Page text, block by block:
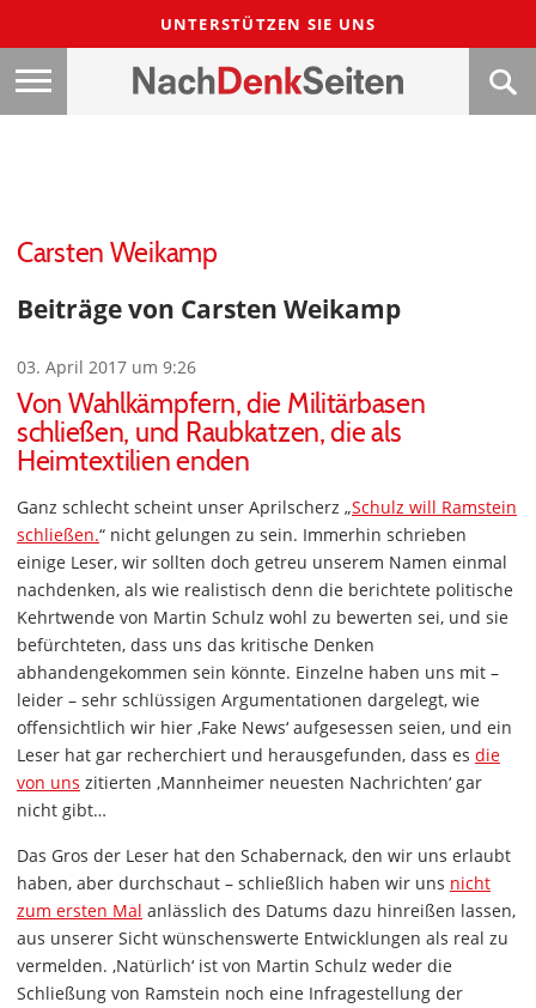
UNTERSTÜTZEN SIE UNS
Carsten Weikamp
Beiträge von Carsten Weikamp
03. April 2017 um 9:26
Von Wahlkämpfern, die Militärbasen
schließen, und Raubkatzen, die als
Heimtextilien enden
Ganz schlecht scheint unser Aprilscherz „Schulz will Ramstein
schließen.“ nicht gelungen zu sein. Immerhin schrieben
einige Leser, wir sollten doch getreu unserem Namen einmal
nachdenken, als wie realistisch denn die berichtete politische
Kehrtwende von Martin Schulz wohl zu bewerten sei, und sie
befürchteten, dass uns das kritische Denken
abhandengekommen sein könnte. Einzelne haben uns mit –
leider – sehr schlüssigen Argumentationen dargelegt, wie
offensichtlich wir hier ‚Fake News‘ aufgesessen seien, und ein
Leser hat gar recherchiert und herausgefunden, dass es die
von uns zitierten ‚Mannheimer neuesten Nachrichten‘ gar
nicht gibt…
Das Gros der Leser hat den Schabernack, den wir uns erlaubt
haben, aber durchschaut – schließlich haben wir uns nicht
zum ersten Mal anlässlich des Datums dazu hinreißen lassen,
aus unserer Sicht wünschenswerte Entwicklungen als real zu
vermelden. ‚Natürlich‘ ist von Martin Schulz weder die
Schließung von Ramstein noch eine Infragestellung der